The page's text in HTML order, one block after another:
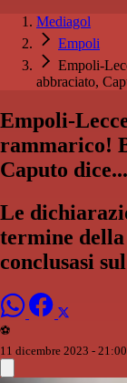
Mediagol
Empoli
Empoli-
abbraciato,
Empoli-
rammarico!
Caputo
Le
termine
conclusasi
⚽️
11 dicembre 2023 - 21:00